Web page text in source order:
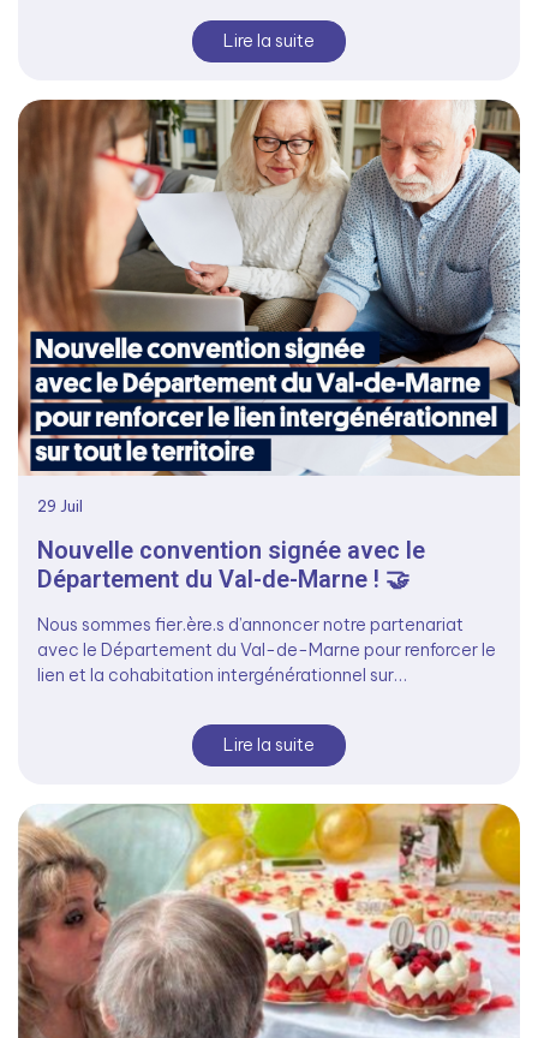
Lire la suite
29 Juil
Nouvelle convention signée avec le
Département du Val-de-Marne ! 🤝
Nous sommes fier.ère.s d’annoncer notre partenariat
avec le Département du Val-de-Marne pour renforcer le
lien et la cohabitation intergénérationnel sur…
Lire la suite